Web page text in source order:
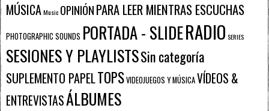
MÚSICAMusic OPINIÓNPARA LEER MIENTRAS ESCUCHAS
PHOTOGRAPHIC SOUNDS PORTADA - SLIDERADIO SERIES
SESIONES Y PLAYLISTSSin categoría
SUPLEMENTO PAPELTOPSVIDEOJUEGOS Y MÚSICAVÍDEOS &
ENTREVISTASÁLBUMES